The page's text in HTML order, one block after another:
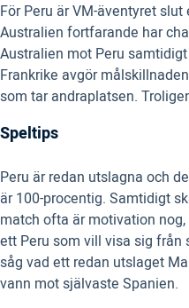
För Peru är VM-äventyret
Australien fortfarande har
Australien mot Peru
Frankrike avgör
som tar andraplatsen.
Speltips
Peru är redan utslagna och
är 100-procentig. Samtidigt
match ofta är motivation
ett Peru som vill visa sig från
såg vad ett redan utslaget
vann mot självaste Spanien.